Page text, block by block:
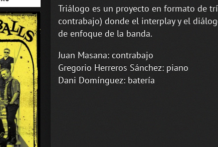
Triálogo es un proyecto en formato de
contrabajo) donde el interplay y el
de enfoque de la banda.
Juan Masana: contrabajo
Gregorio Herreros Sánchez: piano
Dani Domínguez: batería